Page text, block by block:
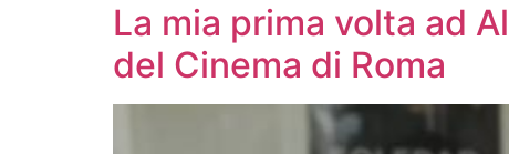
La mia prima volta ad
del Cinema di Roma